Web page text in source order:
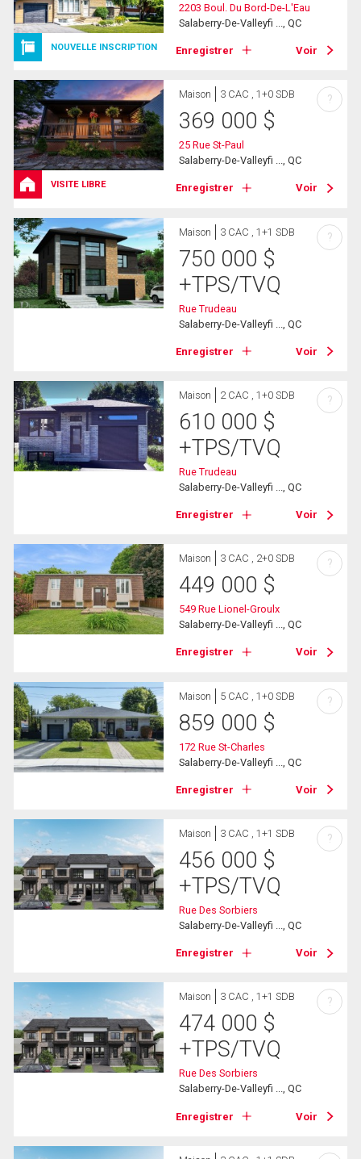
NOUVELLE INSCRIPTION
2203 Boul. Du Bord-De-L'Eau
Salaberry-De-Valleyfi ..., QC
Enregistrer Voir
VISITE LIBRE
Maison 3 CAC , 1+0 SDB
369 000 $
25 Rue St-Paul
Salaberry-De-Valleyfi ..., QC
Enregistrer Voir
?
Maison 3 CAC , 1+1 SDB
750 000 $
+TPS/TVQ
Rue Trudeau
Salaberry-De-Valleyfi ..., QC
Enregistrer Voir
?
Maison 2 CAC , 1+0 SDB
610 000 $
+TPS/TVQ
Rue Trudeau
Salaberry-De-Valleyfi ..., QC
Enregistrer Voir
?
Maison 3 CAC , 2+0 SDB
449 000 $
549 Rue Lionel-Groulx
Salaberry-De-Valleyfi ..., QC
Enregistrer Voir
?
Maison 5 CAC , 1+0 SDB
859 000 $
172 Rue St-Charles
Salaberry-De-Valleyfi ..., QC
Enregistrer Voir
?
Maison 3 CAC , 1+1 SDB
456 000 $
+TPS/TVQ
Rue Des Sorbiers
Salaberry-De-Valleyfi ..., QC
Enregistrer Voir
?
Maison 3 CAC , 1+1 SDB
474 000 $
+TPS/TVQ
Rue Des Sorbiers
Salaberry-De-Valleyfi ..., QC
Enregistrer Voir
?